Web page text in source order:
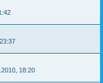
18:20